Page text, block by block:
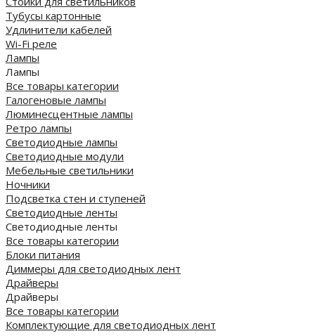
Тубусы картонные
Удлинители кабелей
Wi-Fi реле
Лампы
Лампы
Все товары категории
Галогеновые лампы
Люминесцентные лампы
Ретро лампы
Светодиодные лампы
Светодиодные модули
Мебельные светильники
Ночники
Подсветка стен и ступеней
Светодиодные ленты
Светодиодные ленты
Все товары категории
Блоки питания
Диммеры для светодиодных лент
Драйверы
Драйверы
Все товары категории
Комплектующие для светодиодных лент